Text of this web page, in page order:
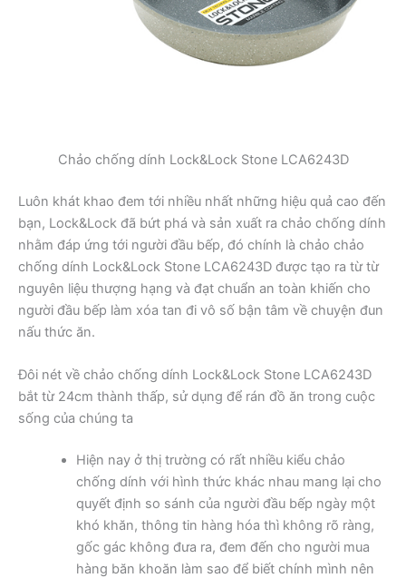
Chảo chống dính Lock&Lock Stone LCA6243D
Luôn khát khao đem tới nhiều nhất những hiệu quả cao đến
bạn, Lock&Lock đã bứt phá và sản xuất ra chảo chống dính
nhằm đáp ứng tới người đầu bếp, đó chính là chảo chảo
chống dính Lock&Lock Stone LCA6243D được tạo ra từ từ
nguyên liệu thượng hạng và đạt chuẩn an toàn khiến cho
người đầu bếp làm xóa tan đi vô số bận tâm về chuyện đun
nấu thức ăn.
Đôi nét về chảo chống dính Lock&Lock Stone LCA6243D
bắt từ 24cm thành thấp, sử dụng để rán đồ ăn trong cuộc
sống của chúng ta
Hiện nay ở thị trường có rất nhiều kiểu chảo
chống dính với hình thức khác nhau mang lại cho
quyết định so sánh của người đầu bếp ngày một
khó khăn, thông tin hàng hóa thì không rõ ràng,
gốc gác không đưa ra, đem đến cho người mua
hàng băn khoăn làm sao để biết chính mình nên